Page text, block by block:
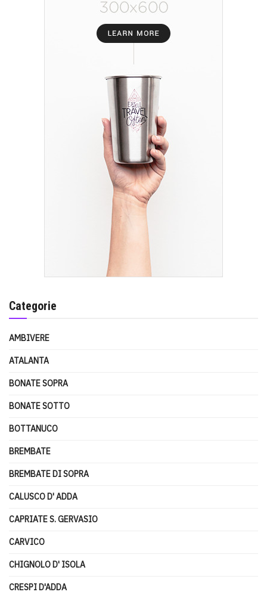
Categorie
AMBIVERE
ATALANTA
BONATE SOPRA
BONATE SOTTO
BOTTANUCO
BREMBATE
BREMBATE DI SOPRA
CALUSCO D' ADDA
CAPRIATE S. GERVASIO
CARVICO
CHIGNOLO D' ISOLA
CRESPI D'ADDA